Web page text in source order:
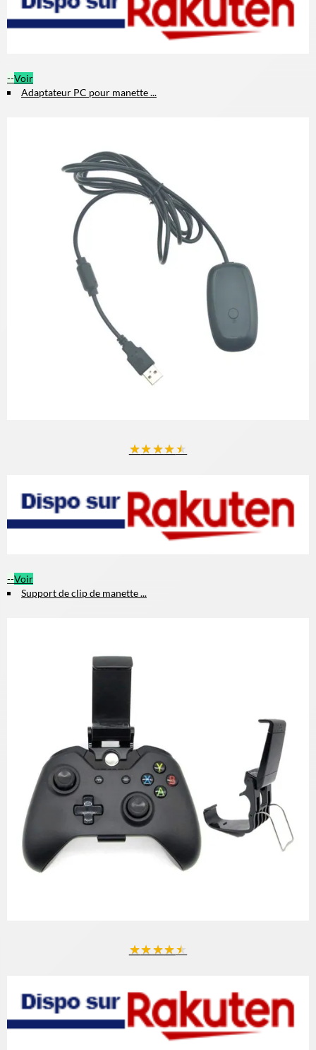
--Voir
Adaptateur PC pour manette ...
★★★★★
--Voir
Support de clip de manette ...
★★★★★